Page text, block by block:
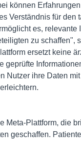
können
Verständnis für den
es,
zu schaffen",
ersetzt keine
geprüfte
Nutzer ihre Daten
Meta-Plattform, die
geschaffen.